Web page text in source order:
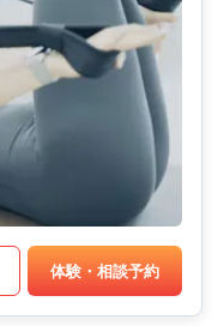
体験・相談予約